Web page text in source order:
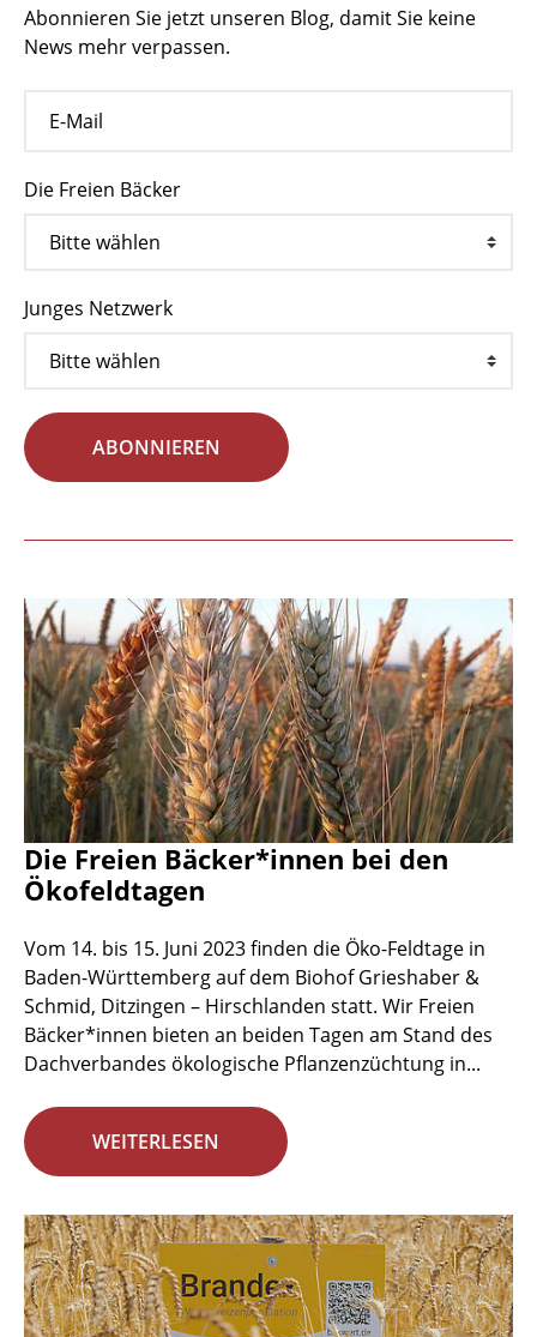
Abonnieren Sie jetzt unseren Blog, damit Sie keine
News mehr verpassen.
Die Freien Bäcker
Junges Netzwerk
ABONNIEREN
Die Freien Bäcker*innen bei den
Ökofeldtagen
Vom 14. bis 15. Juni 2023 finden die Öko-Feldtage in
Baden-Württemberg auf dem Biohof Grieshaber &
Schmid, Ditzingen – Hirschlanden statt. Wir Freien
Bäcker*innen bieten an beiden Tagen am Stand des
Dachverbandes ökologische Pflanzenzüchtung in...
WEITERLESEN